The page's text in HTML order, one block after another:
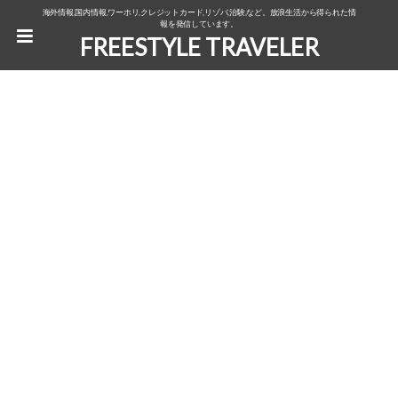
海外情報,国内情報,ワーホリ,クレジットカード,リゾバ,治験,など。放浪生活から得られた情
報を発信しています。
FREESTYLE TRAVELER